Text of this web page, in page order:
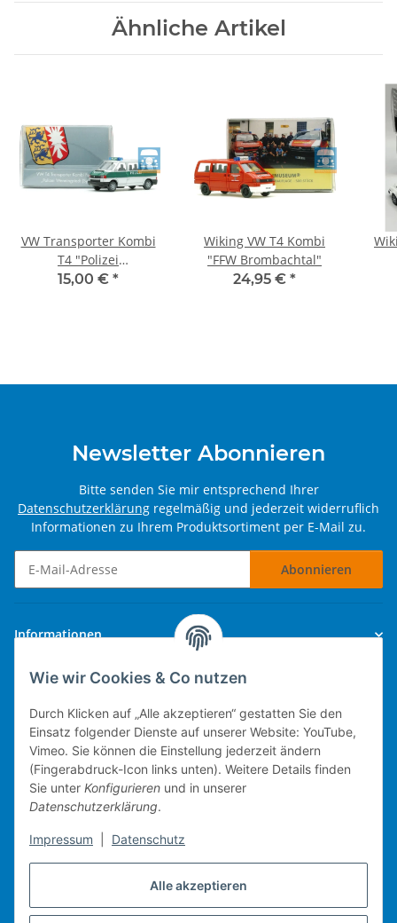
Alle akzeptieren
Wie wir Cookies & Co nutzen
Durch Klicken auf „Alle akzeptieren“ gestatten Sie den
Einsatz folgender Dienste auf unserer Website: YouTube,
Vimeo. Sie können die Einstellung jederzeit ändern
(Fingerabdruck-Icon links unten). Weitere Details finden
Sie unter Konfigurieren und in unserer
Datenschutzerklärung.
Impressum Datenschutz
Ähnliche Artikel
VW Transporter Kombi
T4 "Polizei
Wenningstedt" (Sylt)
15,00 € *
Wiking VW T4 Kombi
"FFW Brombachtal"
24,95 € *
Newsletter Abonnieren
Bitte senden Sie mir entsprechend Ihrer
Datenschutzerklärung regelmäßig und jederzeit widerruflich
Informationen zu Ihrem Produktsortiment per E-Mail zu.
Abonnieren
Informationen
Gesetzliche Informationen
Technische Umsetzung.
mobiles Kassensystem
Warenwirtschaft
Michael Heiler / Bonn